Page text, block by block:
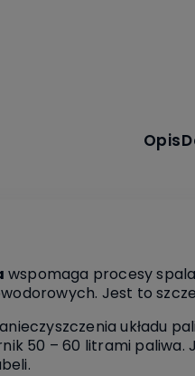
Opis
wspomaga procesy
Jest to
układu
50 – 60 litrami